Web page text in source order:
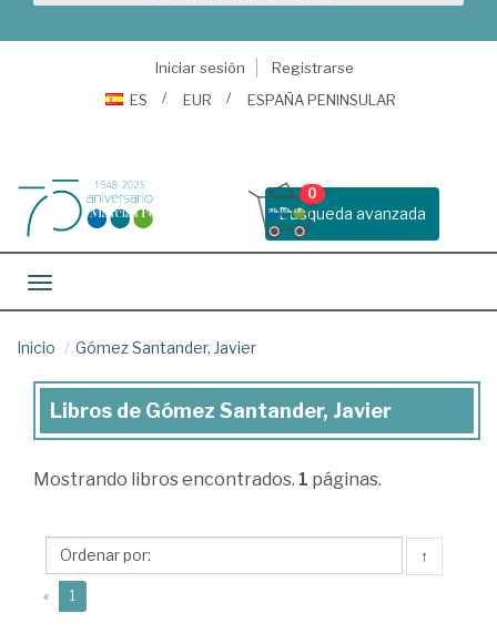
Iniciar sesión
Registrarse
ES
EUR ESPAÑA PENINSULAR
Busqueda avanzada
0
Toggle navigation
Inicio Gómez Santander, Javier
Libros
Gómez
Javier
Libros de Gómez Santander, Javier
Mostrando libros encontrados. 1 páginas.
↑
« 1